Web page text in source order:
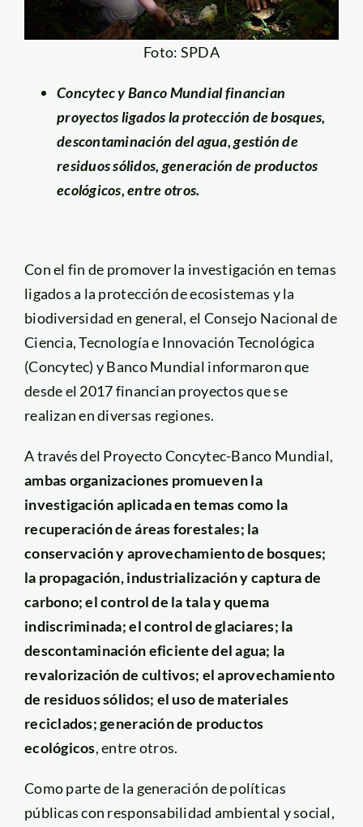
Foto: SPDA
Concytec y Banco Mundial financian
proyectos ligados la protección de bosques,
descontaminación del agua, gestión de
residuos sólidos, generación de productos
ecológicos, entre otros.
Con el fin de promover la investigación en temas
ligados a la protección de ecosistemas y la
biodiversidad en general, el Consejo Nacional de
Ciencia, Tecnología e Innovación Tecnológica
(Concytec) y Banco Mundial informaron que
desde el 2017 financian proyectos que se
realizan en diversas regiones.
A través del Proyecto Concytec-Banco Mundial,
ambas organizaciones promueven la
investigación aplicada en temas como la
recuperación de áreas forestales; la
conservación y aprovechamiento de bosques;
la propagación, industrialización y captura de
carbono; el control de la tala y quema
indiscriminada; el control de glaciares; la
descontaminación eficiente del agua; la
revalorización de cultivos; el aprovechamiento
de residuos sólidos; el uso de materiales
reciclados; generación de productos
ecológicos, entre otros.
Como parte de la generación de políticas
públicas con responsabilidad ambiental y social,